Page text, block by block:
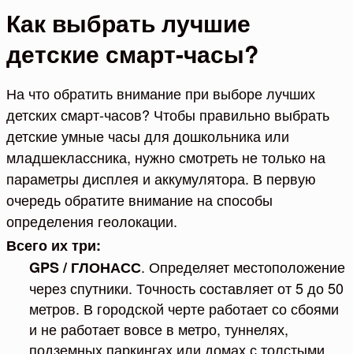
Как выбрать лучшие
детские смарт-часы?
На что обратить внимание при выборе лучших
детских смарт-часов? Чтобы правильно выбрать
детские умные часы для дошкольника или
младшеклассника, нужно смотреть не только на
параметры дисплея и аккумулятора. В первую
очередь обратите внимание на способы
определения геолокации.
Всего их три:
GPS / ГЛОНАСС. Определяет местоположение
через спутники. Точность составляет от 5 до 50
метров. В городской черте работает со сбоями
и не работает вовсе в метро, туннелях,
подземных паркингах или домах с толстыми